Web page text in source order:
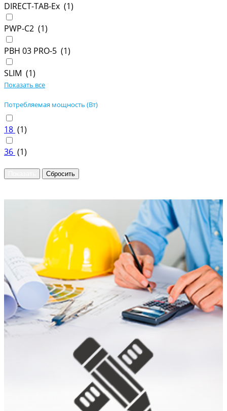
DIRECT-TAB-Ex (1)
PWP-С2 (1)
PBH 03 PRO-5 (1)
SLIM (1)
Показать все
Потребляемая мощность (Вт)
18 (1)
36 (1)